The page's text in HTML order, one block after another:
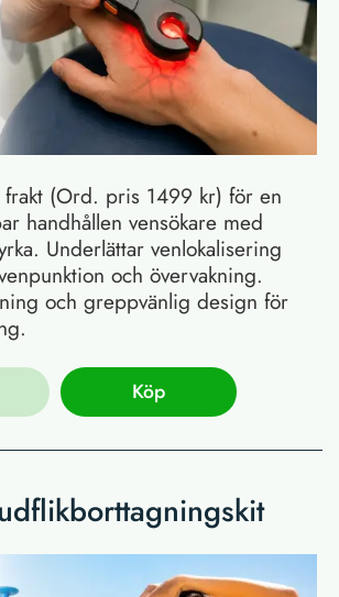
(Ord. pris 1499 kr) för en
handhållen vensökare med
Underlättar venlokalisering
och övervakning.
och greppvänlig design för
Köp